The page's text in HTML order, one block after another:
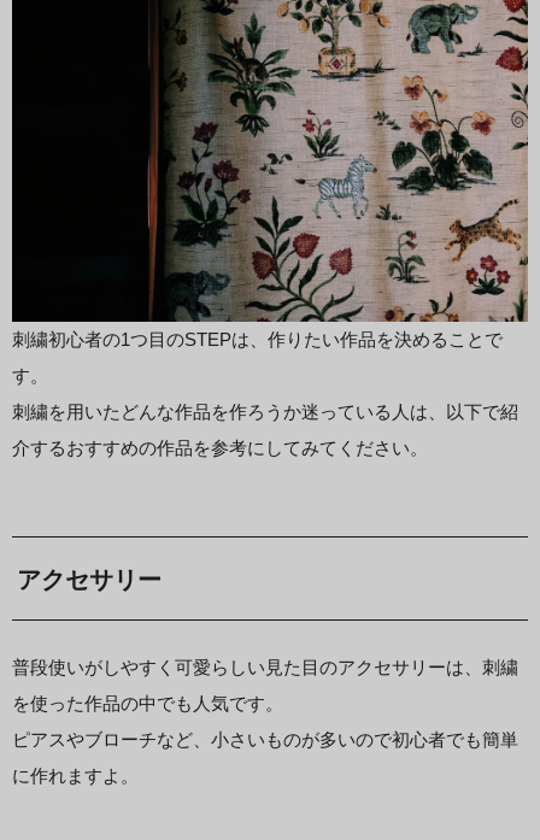
刺繍初心者の1つ目のSTEPは、作りたい作品を決めることで
す。
刺繍を用いたどんな作品を作ろうか迷っている人は、以下で紹
介するおすすめの作品を参考にしてみてください。
アクセサリー
普段使いがしやすく可愛らしい見た目のアクセサリーは、刺繍
を使った作品の中でも人気です。
ピアスやブローチなど、小さいものが多いので初心者でも簡単
に作れますよ。